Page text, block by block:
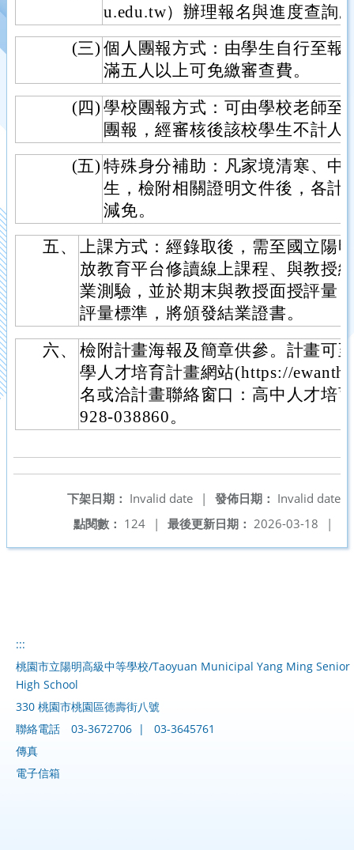
u.edu.tw）辦理報名與進度查詢
(三) 個人團報方式：由學生自行至報
滿五人以上可免繳審查費。
(四) 學校團報方式：可由學校老師至
團報，經審核後該校學生不計人
(五) 特殊身分補助：凡家境清寒、中
生，檢附相關證明文件後，各計
減免。
五、
上課方式：經錄取後，需至國立陽
放教育平台修讀線上課程、與教授
業測驗，並於期末與教授面授評量
評量標準，將頒發結業證書。
六、
檢附計畫海報及簡章供參。計畫可
學人才培育計畫網站(https://
名或洽計畫聯絡窗口：高中人才培
928-038860。
發佈日期： Invalid date
下架日期： Invalid date
|
最後更新日期： 2026-03-18 |
點閱數： 124 |
:::
桃園市立陽明高級中等學校/Taoyuan Municipal Yang Ming Senior
High School
330 桃園市桃園區德壽街八號
聯絡電話
03-3672706 |
03-3645761
傳真
電子信箱